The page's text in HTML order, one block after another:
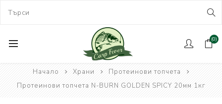
(0)
Начало Храни
Протеинови топчета
Протеинови топчета N-BURN GOLDEN SPICY 20мм 1кг